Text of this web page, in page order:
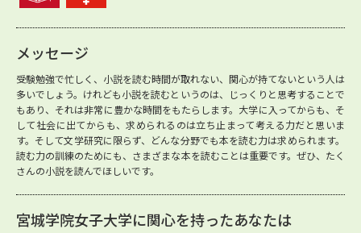
メッセージ
受験勉強で忙しく、小説を読む時間が取れない、関心が持てないという人は
多いでしょう。けれども小説を読むというのは、じっくりと思考することで
もあり、それは非常に豊かな時間をもたらします。大学に入ってからも、そ
して社会に出てからも、求められるのは立ち止まって考える力だと思いま
す。そして文学研究に限らず、どんな分野でも本を読む力は求められます。
読む力の訓練のためにも、さまざまな本を読むことは重要です。ぜひ、たく
さんの小説を読んでほしいです。
宮城学院女子大学に関心を持ったあなたは